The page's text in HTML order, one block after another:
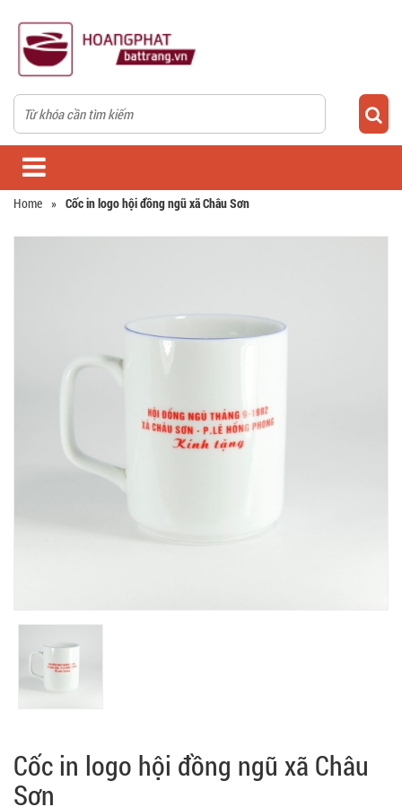
Home » Cốc in logo hội đồng ngũ xã Châu Sơn
Cốc in logo hội đồng ngũ xã Châu
Sơn